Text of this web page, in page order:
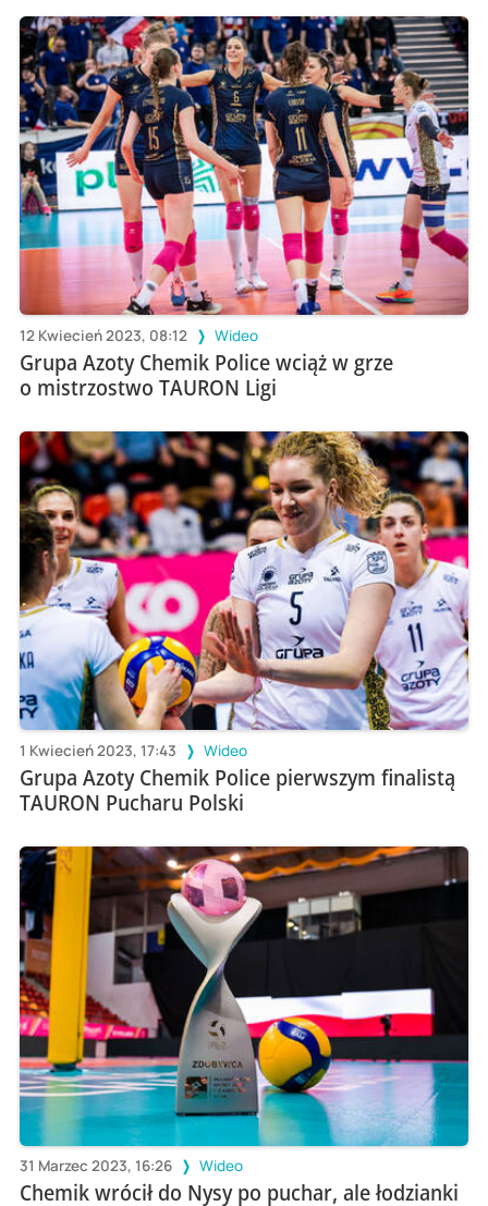
12 Kwiecień 2023, 08:12 Wideo
Grupa Azoty Chemik Police wciąż w grze
o mistrzostwo TAURON Ligi
1 Kwiecień 2023, 17:43 Wideo
Grupa Azoty Chemik Police pierwszym finalistą
TAURON Pucharu Polski
31 Marzec 2023, 16:26 Wideo
Chemik wrócił do Nysy po puchar, ale łodzianki